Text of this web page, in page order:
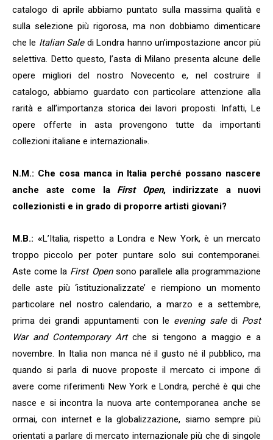
catalogo di aprile abbiamo puntato sulla massima qualità e
sulla selezione più rigorosa, ma non dobbiamo dimenticare
che le Italian Saledi Londra hanno un’impostazione ancor più
selettiva. Detto questo, l’asta di Milano presenta alcune delle
opere migliori del nostro Novecento e, nel costruire il
catalogo, abbiamo guardato con particolare attenzione alla
rarità e all’importanza storica dei lavori proposti. Infatti, Le
opere offerte in asta provengono tutte da importanti
collezioni italiane e internazionali».
N.M.: Che cosa manca in Italia perché possano nascere
anche aste come laFirst Open, indirizzate a nuovi
collezionisti e in grado di proporre artisti giovani?
M.B.: «L’Italia, rispetto a Londra e New York, è un mercato
troppo piccolo per poter puntare solo sui contemporanei.
Aste come la First Opensono parallele alla programmazione
delle aste più ‘istituzionalizzate’ e riempiono un momento
particolare nel nostro calendario, a marzo e a settembre,
prima dei grandi appuntamenti con le evening saledi Post
War and Contemporary Art che si tengono a maggio e a
novembre. In Italia non manca né il gusto né il pubblico, ma
quando si parla di nuove proposte il mercato ci impone di
avere come riferimenti New York e Londra, perché è qui che
nasce e si incontra la nuova arte contemporanea anche se
ormai, con internet e la globalizzazione, siamo sempre più
orientati a parlare di mercato internazionale più che di singole